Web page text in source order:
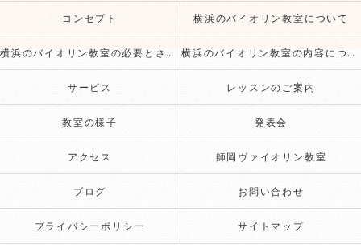
コンセプト 横浜のバイオリン教室について
横浜のバイオリン教室の必要とされる理由 横浜のバイオリン教室の内容について
サービス レッスンのご案内
教室の様子 発表会
アクセス 師岡ヴァイオリン教室
ブログ お問い合わせ
プライバシーポリシー サイトマップ